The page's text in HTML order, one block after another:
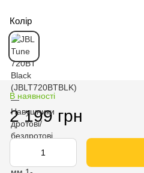
Колір
В наявності
2 199 грн